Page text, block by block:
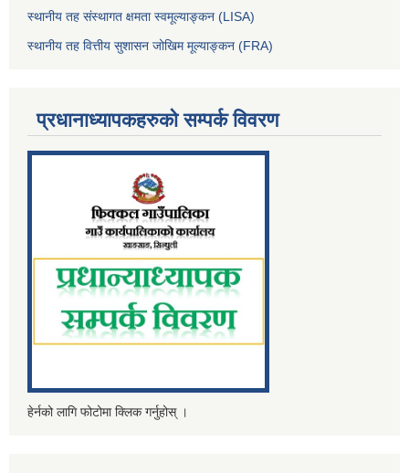
स्थानीय तह संस्थागत क्षमता स्वमूल्याङ्कन (LISA)
स्थानीय तह वित्तीय सुशासन जोखिम मूल्याङ्कन (FRA)
प्रधानाध्यापकहरुको सम्पर्क विवरण
हेर्नको लागि फोटोमा क्लिक गर्नुहोस् ।